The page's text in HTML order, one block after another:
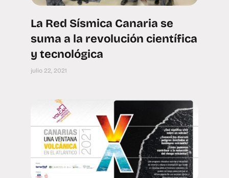
La Red Sísmica Canaria se
suma a la revolución científica
y tecnológica
julio 22, 2021